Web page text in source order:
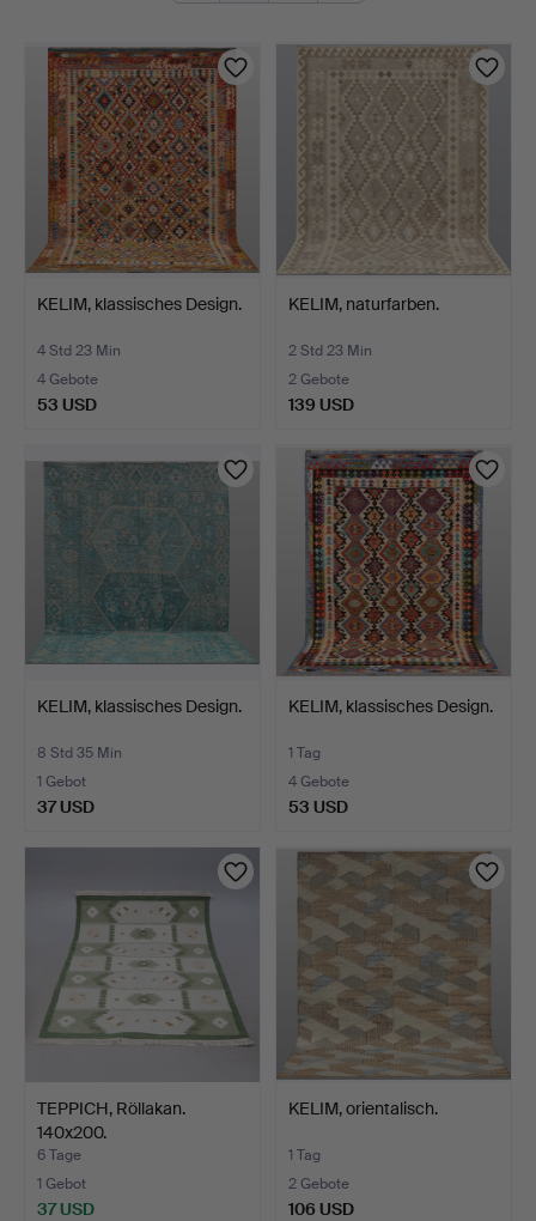
KELIM, klassisches Design.
4 Std 23 Min
4 Gebote
53 USD
KELIM, naturfarben.
2 Std 23 Min
2 Gebote
139 USD
KELIM, klassisches Design.
8 Std 35 Min
1 Gebot
37 USD
KELIM, klassisches Design.
1 Tag
4 Gebote
53 USD
TEPPICH, Röllakan.
140x200.
6 Tage
1 Gebot
37 USD
KELIM, orientalisch.
1 Tag
2 Gebote
106 USD